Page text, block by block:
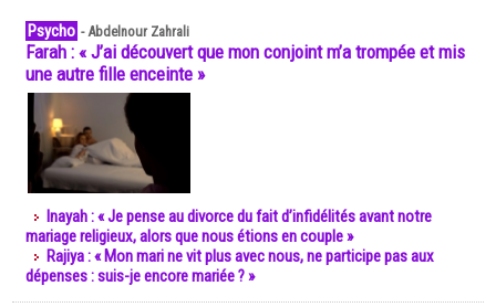
Psycho -Abdelnour Zahrali
Farah : « J’ai découvert que mon conjoint m’a trompée et mis
une autre fille enceinte »
Inayah : « Je pense au divorce du fait d’infidélités avant notre
mariage religieux, alors que nous étions en couple »
Rajiya : « Mon mari ne vit plus avec nous, ne participe pas aux
dépenses : suis-je encore mariée ? »